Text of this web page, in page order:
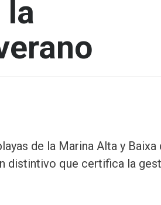
la
de la Marina Alta y Baixa
distintivo que certifica la